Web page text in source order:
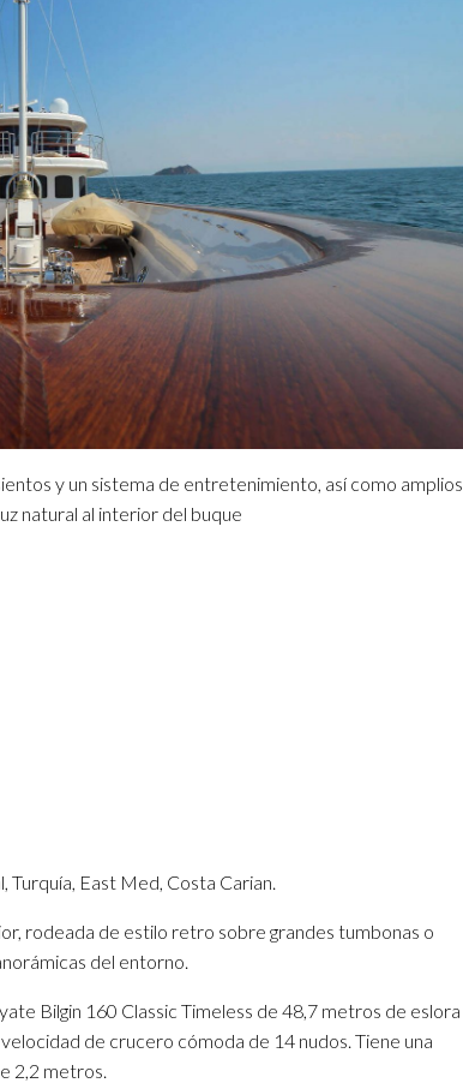
y un sistema de entretenimiento, así como amplios
natural al interior del buque
East Med, Costa Carian.
rodeada de estilo retro sobre grandes tumbonas o
del entorno.
Bilgin 160 Classic Timeless de 48,7 metros de eslora
de crucero cómoda de 14 nudos. Tiene una
2,2 metros.